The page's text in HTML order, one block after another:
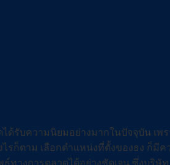
รับความนิยมอย่างมากในปัจจุบัน เพ
รก็ตาม เลือกตำแหน่งที่ตั้งของธง ก็
ธ์ทางการตลาดได้อย่างชัดเจน ซึ่งบ